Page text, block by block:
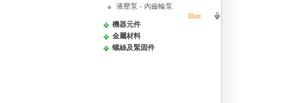
液壓泵 - 內齒輪泵
More
機器元件
金屬材料
螺絲及緊固件